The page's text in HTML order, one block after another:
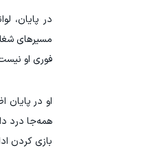
در پایان،
فوری او
او در
همه‌جا درد
بازی کردن